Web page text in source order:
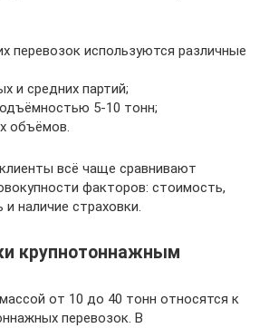
перевозок используются различные
и средних партий;
5-10 тонн;
объёмов.
всё чаще сравнивают
факторов: стоимость,
наличие страховки.
крупнотоннажным
от 10 до 40 тонн относятся к
перевозок. В